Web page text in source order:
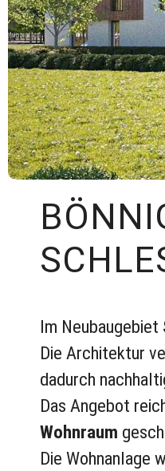
Im Neubaugebiet
Die Architektur
dadurch
Das Angebot
Wohnraum
Die Wohnanlage